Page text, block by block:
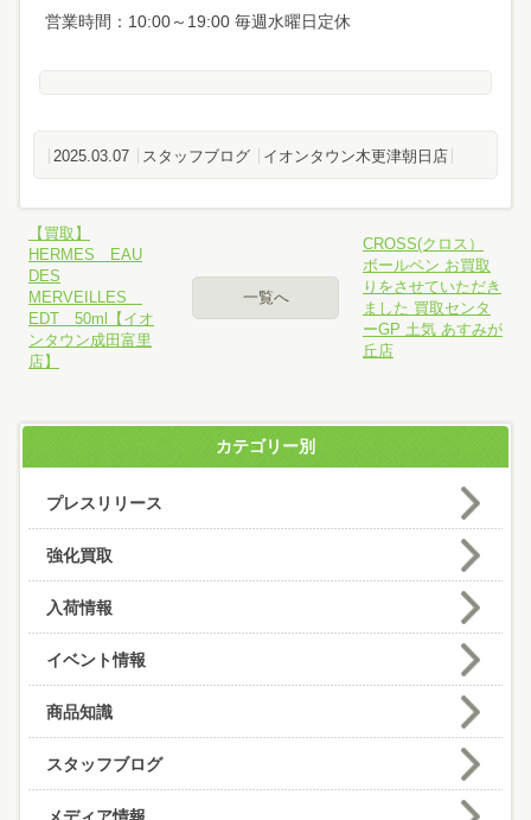
営業時間：10:00～19:00 毎週水曜日定休
2025.03.07 スタッフブログ イオンタウン木更津朝日店
【買取】
HERMES EAU
DES
MERVEILLES
EDT 50ml【イオ
ンタウン成田富里
店】
一覧へ
CROSS(クロス）
ボールペン お買取
りをさせていただき
ました 買取センタ
ーGP 土気 あすみが
丘店
カテゴリー別
プレスリリース
強化買取
入荷情報
イベント情報
商品知識
スタッフブログ